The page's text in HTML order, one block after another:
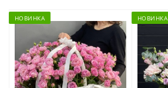
НОВИНКА НОВИНКА